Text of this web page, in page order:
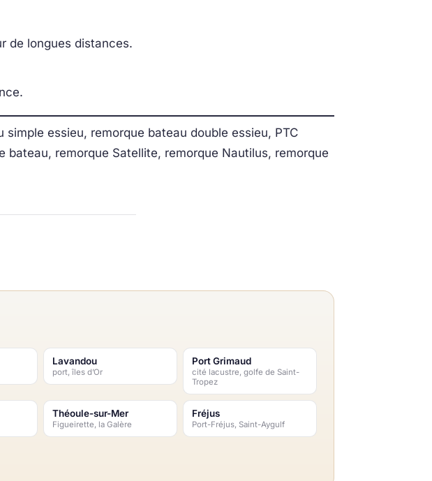
de longues distances.
essieu, remorque bateau double essieu, PTC
remorque Satellite, remorque Nautilus, remorque
Lavandou
port, îles d’Or
Port Grimaud
cité lacustre, golfe de Saint-
Tropez
Théoule-sur-Mer
Figueirette, la Galère
Fréjus
Port-Fréjus, Saint-Aygulf